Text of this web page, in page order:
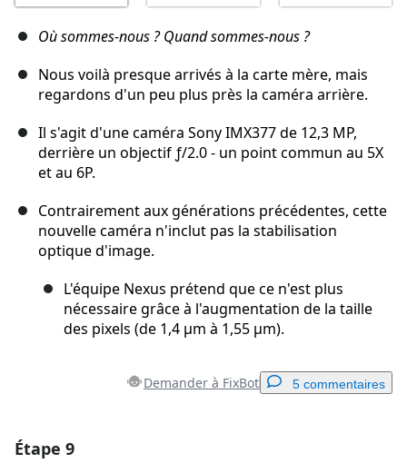
Où sommes-nous ? Quand sommes-nous ?
Nous voilà presque arrivés à la carte mère, mais
regardons d'un peu plus près la caméra arrière.
Il s'agit d'une caméra Sony IMX377 de 12,3 MP,
derrière un objectif ƒ/2.0 - un point commun au 5X
et au 6P.
Contrairement aux générations précédentes, cette
nouvelle caméra n'inclut pas la stabilisation
optique d'image.
L'équipe Nexus prétend que ce n'est plus
nécessaire grâce à l'augmentation de la taille
des pixels (de 1,4 μm à 1,55 μm).
Demander à FixBot 5 commentaires
Étape 9